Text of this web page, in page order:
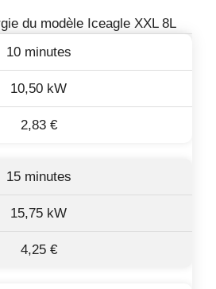
du modèle Iceagle XXL 8L
10 minutes
10,50 kW
2,83 €
15 minutes
15,75 kW
4,25 €